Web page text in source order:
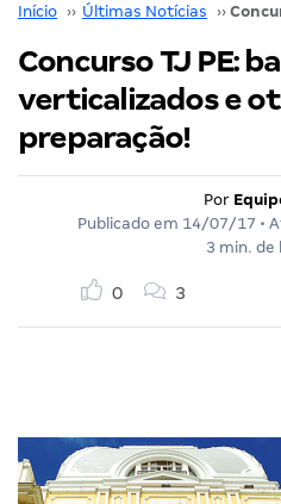
Início ›› Últimas Notícias ››
Concurso TJ PE:
verticalizados e
preparação!
Por
Publicado em 14/07/17 •
3 min. de
0 3